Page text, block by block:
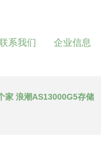
系我们 企业信息
家 浪潮AS13000G5存储